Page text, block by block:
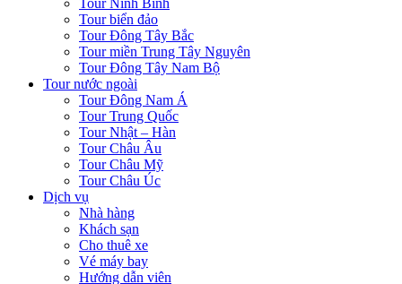
Tour Ninh Bình
Tour biển đảo
Tour Đông Tây Bắc
Tour miền Trung Tây Nguyên
Tour Đông Tây Nam Bộ
Tour nước ngoài
Tour Đông Nam Á
Tour Trung Quốc
Tour Nhật – Hàn
Tour Châu Âu
Tour Châu Mỹ
Tour Châu Úc
Dịch vụ
Nhà hàng
Khách sạn
Cho thuê xe
Vé máy bay
Hướng dẫn viên